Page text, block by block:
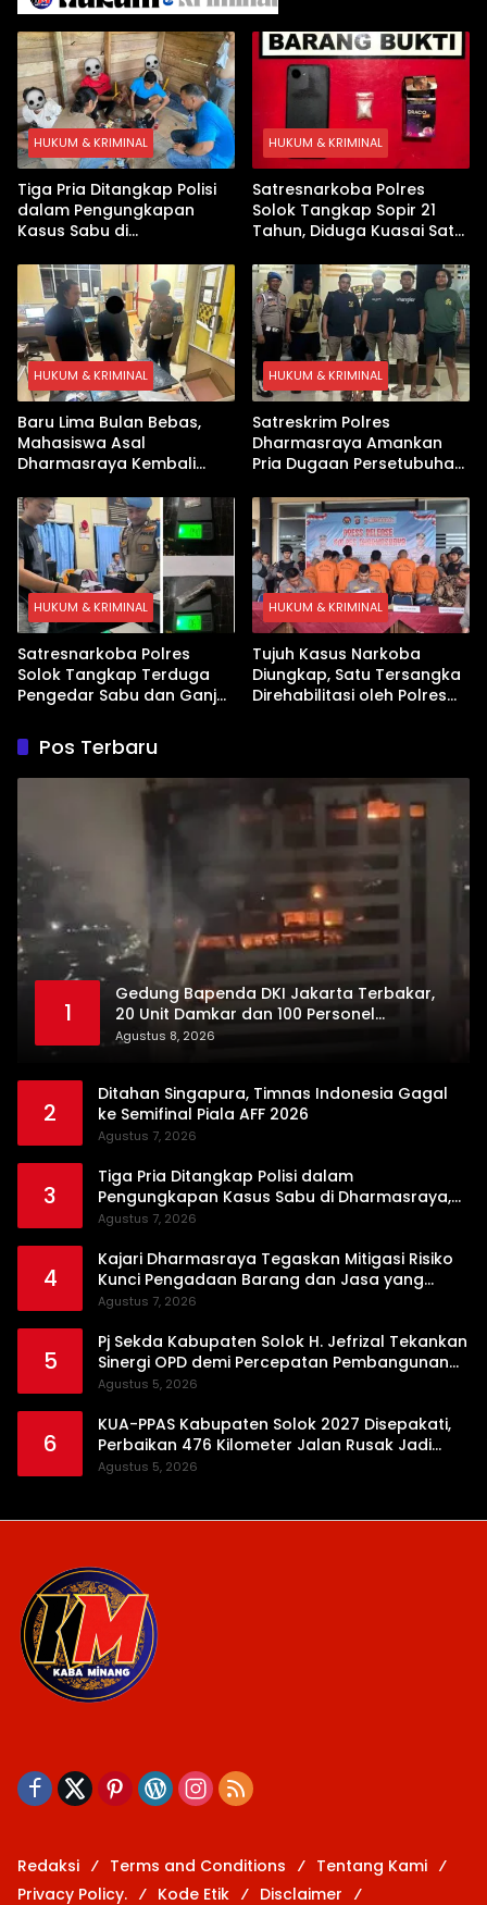
HUKUM & KRIMINAL
Tiga Pria Ditangkap Polisi
dalam Pengungkapan
Kasus Sabu di
Digital hingga Bong Disita
HUKUM & KRIMINAL
Satresnarkoba Polres
Solok Tangkap Sopir 21
Tahun, Diduga Kuasai Satu
HUKUM & KRIMINAL
Baru Lima Bulan Bebas,
Mahasiswa Asal
Dharmasraya Kembali
HUKUM & KRIMINAL
Satreskrim Polres
Dharmasraya Amankan
Pria Dugaan Persetubuhan
HUKUM & KRIMINAL
Satresnarkoba Polres
Solok Tangkap Terduga
Pengedar Sabu dan Ganja
HUKUM & KRIMINAL
Tujuh Kasus Narkoba
Diungkap, Satu Tersangka
Direhabilitasi oleh Polres
Pos Terbaru
1
Gedung Bapenda DKI Jakarta Terbakar,
20 Unit Damkar dan 100 Personel
Dikerahkan
Agustus 8, 2026
2
Ditahan Singapura, Timnas Indonesia Gagal
ke Semifinal Piala AFF 2026
Agustus 7, 2026
3
Tiga Pria Ditangkap Polisi dalam
Pengungkapan Kasus Sabu di Dharmasraya,
Timbangan Digital hingga Bong Disita
Agustus 7, 2026
4
Kajari Dharmasraya Tegaskan Mitigasi Risiko
Kunci Pengadaan Barang dan Jasa yang
Bersih
Agustus 7, 2026
5
Pj Sekda Kabupaten Solok H. Jefrizal Tekankan
Sinergi OPD demi Percepatan Pembangunan
Daerah
Agustus 5, 2026
6
KUA-PPAS Kabupaten Solok 2027 Disepakati,
Perbaikan 476 Kilometer Jalan Rusak Jadi
Prioritas
Agustus 5, 2026
Redaksi Terms and Conditions
Tentang Kami
Privacy Policy.
Kode Etik Disclaimer